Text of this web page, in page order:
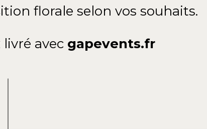
florale selon vos souhaits.
avec gapevents.fr